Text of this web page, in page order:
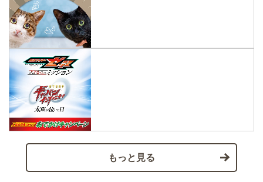
もっと見る